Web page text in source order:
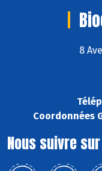
8
Coordonnées
Nous suivre sur